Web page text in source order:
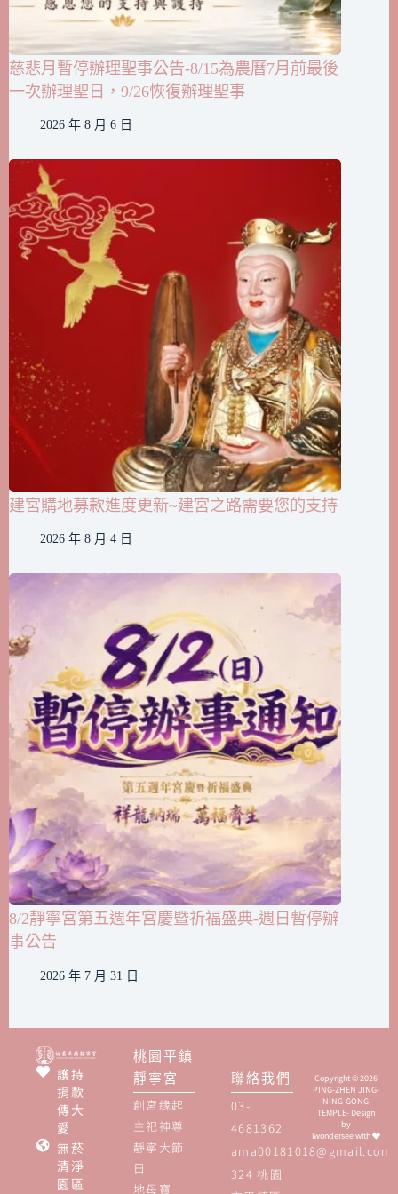
慈悲月暫停辦理聖事公告-8/15為農曆7月前最後
一次辦理聖日，9/26恢復辦理聖事
2026 年 8 月 6 日
建宮購地募款進度更新~建宮之路需要您的支持
2026 年 8 月 4 日
8/2靜寧宮第五週年宮慶暨祈福盛典-週日暫停辦
事公告
2026 年 7 月 31 日
護持
捐款
傳大
愛
無菸
清淨
園區
桃園平鎮
靜寧宮
創宮緣起
主祀神尊
靜寧大節
日
地母寶
聯絡我們
03-
4681362
ama00181018@gmail.com
324 桃園
Copyright © 2026
PING-ZHEN JING-
NING-GONG
TEMPLE- Design
by
iwonderseewith